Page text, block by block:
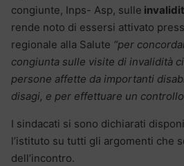
congiunte, Inps- Asp, sulle
rende noto di essersi attivato
regionale alla Salute “per
congiunta sulle visite di invalidità
persone affette da importanti
disagi, e per effettuare un
I sindacati si sono dichiarati
l’istituto su tutti gli argomenti che
dell’incontro.